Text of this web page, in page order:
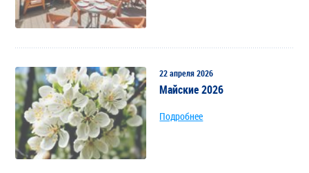
22 апреля 2026
Майские 2026
Подробнее